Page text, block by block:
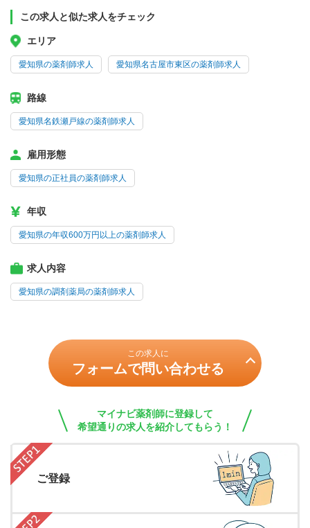
この求人と似た求人をチェック
エリア
愛知県の薬剤師求人 愛知県名古屋市東区の薬剤師求人
路線
愛知県名鉄瀬戸線の薬剤師求人
雇用形態
愛知県の正社員の薬剤師求人
年収
愛知県の年収600万円以上の薬剤師求人
求人内容
愛知県の調剤薬局の薬剤師求人
この求人に
フォームで問い合わせる
マイナビ薬剤師に登録して
希望通りの求人を紹介してもらう！
ご登録